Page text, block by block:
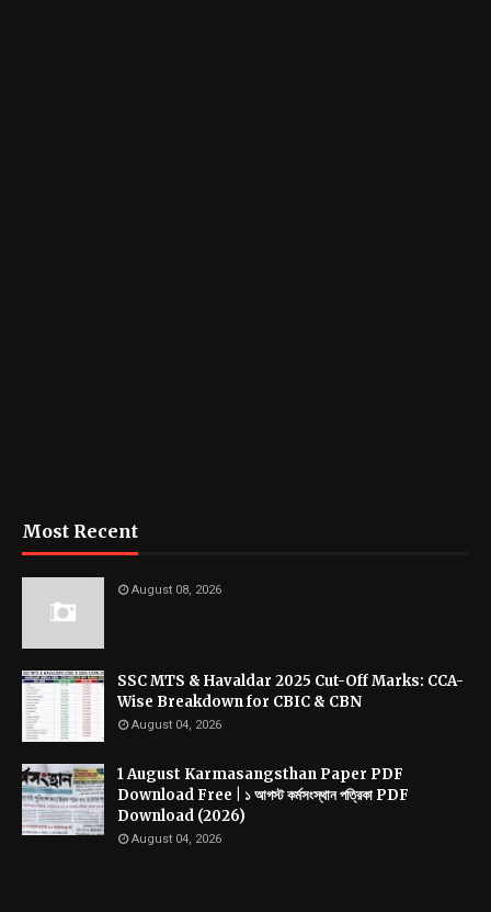
Most Recent
August 08, 2026
SSC MTS & Havaldar 2025 Cut-Off Marks: CCA-
Wise Breakdown for CBIC & CBN
August 04, 2026
1 August Karmasangsthan Paper PDF
Download Free | ১ আগস্ট কর্মসংস্থান পত্রিকা PDF
Download (2026)
August 04, 2026